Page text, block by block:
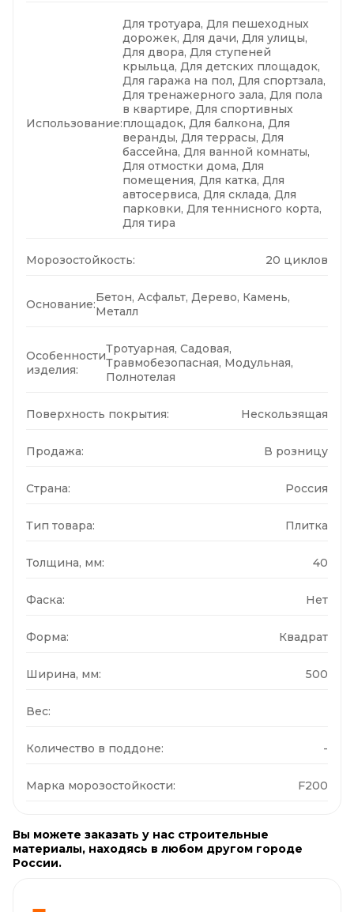
Использование:
Для тротуара, Для пешеходных
дорожек, Для дачи, Для улицы,
Для двора, Для ступеней
крыльца, Для детских площадок,
Для гаража на пол, Для спортзала,
Для тренажерного зала, Для пола
в квартире, Для спортивных
площадок, Для балкона, Для
веранды, Для террасы, Для
бассейна, Для ванной комнаты,
Для отмостки дома, Для
помещения, Для катка, Для
автосервиса, Для склада, Для
парковки, Для теннисного корта,
Для тира
Морозостойкость: 20 циклов
Основание:Бетон, Асфальт, Дерево, Камень,
Металл
Особенности
изделия:
Тротуарная, Садовая,
Травмобезопасная, Модульная,
Полнотелая
Поверхность покрытия: Нескользящая
Продажа: В розницу
Страна: Россия
Тип товара: Плитка
Толщина, мм: 40
Фаска: Нет
Форма: Квадрат
Ширина, мм: 500
Вес:
Количество в поддоне: -
Марка морозостойкости: F200
Вы можете заказать у нас строительные
материалы, находясь в любом другом городе
России.